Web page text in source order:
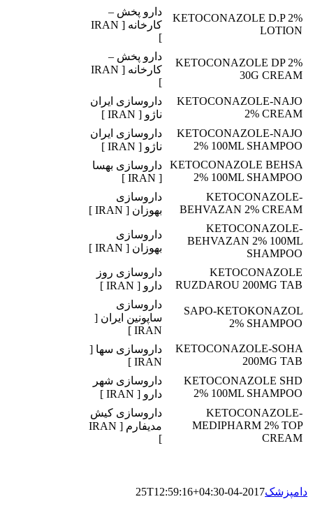
KETOCONAZOLE D.P 2%
LOTION
دارو پخش –
کارخانه [ IRAN
]
KETOCONAZOLE DP 2%
30G CREAM
دارو پخش –
کارخانه [ IRAN
]
KETOCONAZOLE-NAJO
2% CREAM
داروسازی ایران
ناژو [ IRAN ]
KETOCONAZOLE-NAJO
2% 100ML SHAMPOO
داروسازی ایران
ناژو [ IRAN ]
KETOCONAZOLE BEHSA
2% 100ML SHAMPOO
داروسازی بهسا
[ IRAN ]
KETOCONAZOLE-
BEHVAZAN 2% CREAM
داروسازی
بهوزان [ IRAN ]
KETOCONAZOLE-
BEHVAZAN 2% 100ML
SHAMPOO
داروسازی
بهوزان [ IRAN ]
KETOCONAZOLE
RUZDAROU 200MG TAB
داروسازی روز
دارو [ IRAN ]
SAPO-KETOKONAZOL
2% SHAMPOO
داروسازی
ساپونین ایران [
IRAN ]
KETOCONAZOLE-SOHA
200MG TAB
داروسازی سها [
IRAN ]
KETOCONAZOLE SHD
2% 100ML SHAMPOO
داروسازی شهر
دارو [ IRAN ]
KETOCONAZOLE-
MEDIPHARM 2% TOP
CREAM
داروسازی کیش
مدیفارم [ IRAN
]
دامپزشک2017-04-25T12:59:16+04:30